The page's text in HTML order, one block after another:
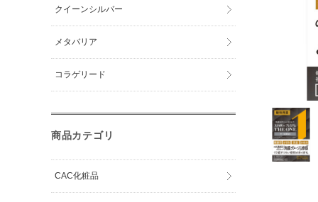
クイーンシルバー
メタバリア
コラゲリード
商品カテゴリ
CAC化粧品